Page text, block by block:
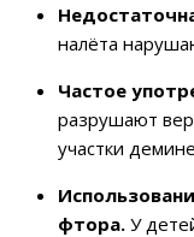
налёта
Частое
разрушают
участки
фтора. У